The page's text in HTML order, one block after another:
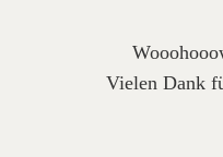
Vielen Dank